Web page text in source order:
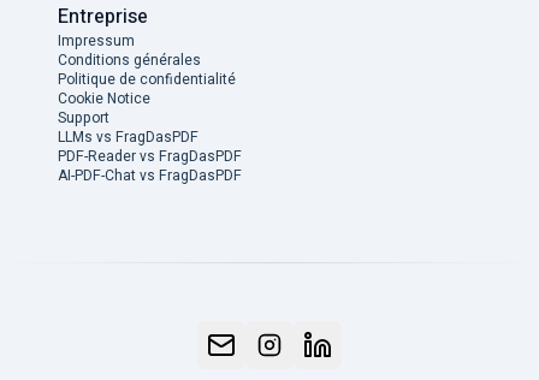
Entreprise
Impressum
Conditions générales
Politique de confidentialité
Cookie Notice
Support
LLMs vs FragDasPDF
PDF-Reader vs FragDasPDF
AI-PDF-Chat vs FragDasPDF